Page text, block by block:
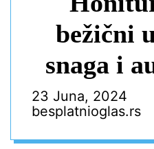
bežični
snaga i
za
23 Juna, 2024
besplatnioglas.rs